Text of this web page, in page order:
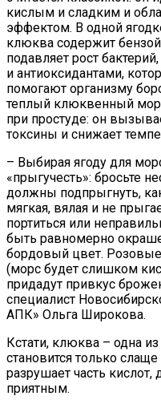
кислым и сладким и
эффектом. В одной
клюква содержит
подавляет рост
и антиоксидантами,
помогают организму
теплый клюквенный
при простуде: он
токсины и снижает
– Выбирая ягоду для
«прыгучесть»: бросьте
должны подпрыгнуть,
мягкая, вялая и не
портиться или
быть равномерно
бордовый цвет. Розовые
(морс будет слишком
придадут привкус
специалист
АПК» Ольга Широкова.
Кстати, клюква – одна
становится только
разрушает часть
приятным.